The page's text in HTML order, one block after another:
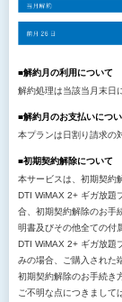
■解約月の利用について
解約処理は当該当月末日
■解約月のお支払いにつ
本プランは日割り請求の
■初期契約解除について
本サービスは、初期契約
DTI WiMAX 2+ ギガ放題
合、初期契約解除のお手
明書及びその他全ての付
DTI WiMAX 2+ ギガ放題
みの場合、ご購入された
初期契約解除のお手続き
ご不明な点につきまして